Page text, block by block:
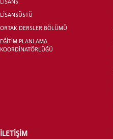
LİSANS ADAY ÖĞRENCİ
LİSANS
LİSANSÜSTÜ
ORTAK DERSLER BÖLÜMÜ
EĞİTİM PLANLAMA
KOORDİNATÖRLÜĞÜ
İLETİŞİM